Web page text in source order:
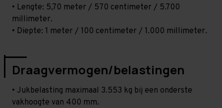
• Lengte: 5,70 meter / 570 centimeter / 5.700
millimeter.
• Diepte: 1 meter / 100 centimeter / 1.000 millimeter.
Draagvermogen/belastingen
• Jukbelasting maximaal 3.553 kg bij een onderste
vakhoogte van 400 mm.